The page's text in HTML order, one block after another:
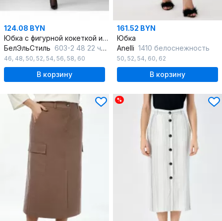
124.08 BYN
Юбка с фигурной кокеткой и разрезом-шлицей
БелЭльСтиль 603-2 48 22 черный_ однотон
46, 48, 50, 52, 54, 56, 58, 60
В корзину
161.52 BYN
Юбка
Anelli 1410 белоснежность
50, 52, 54, 60, 62
В корзину
%